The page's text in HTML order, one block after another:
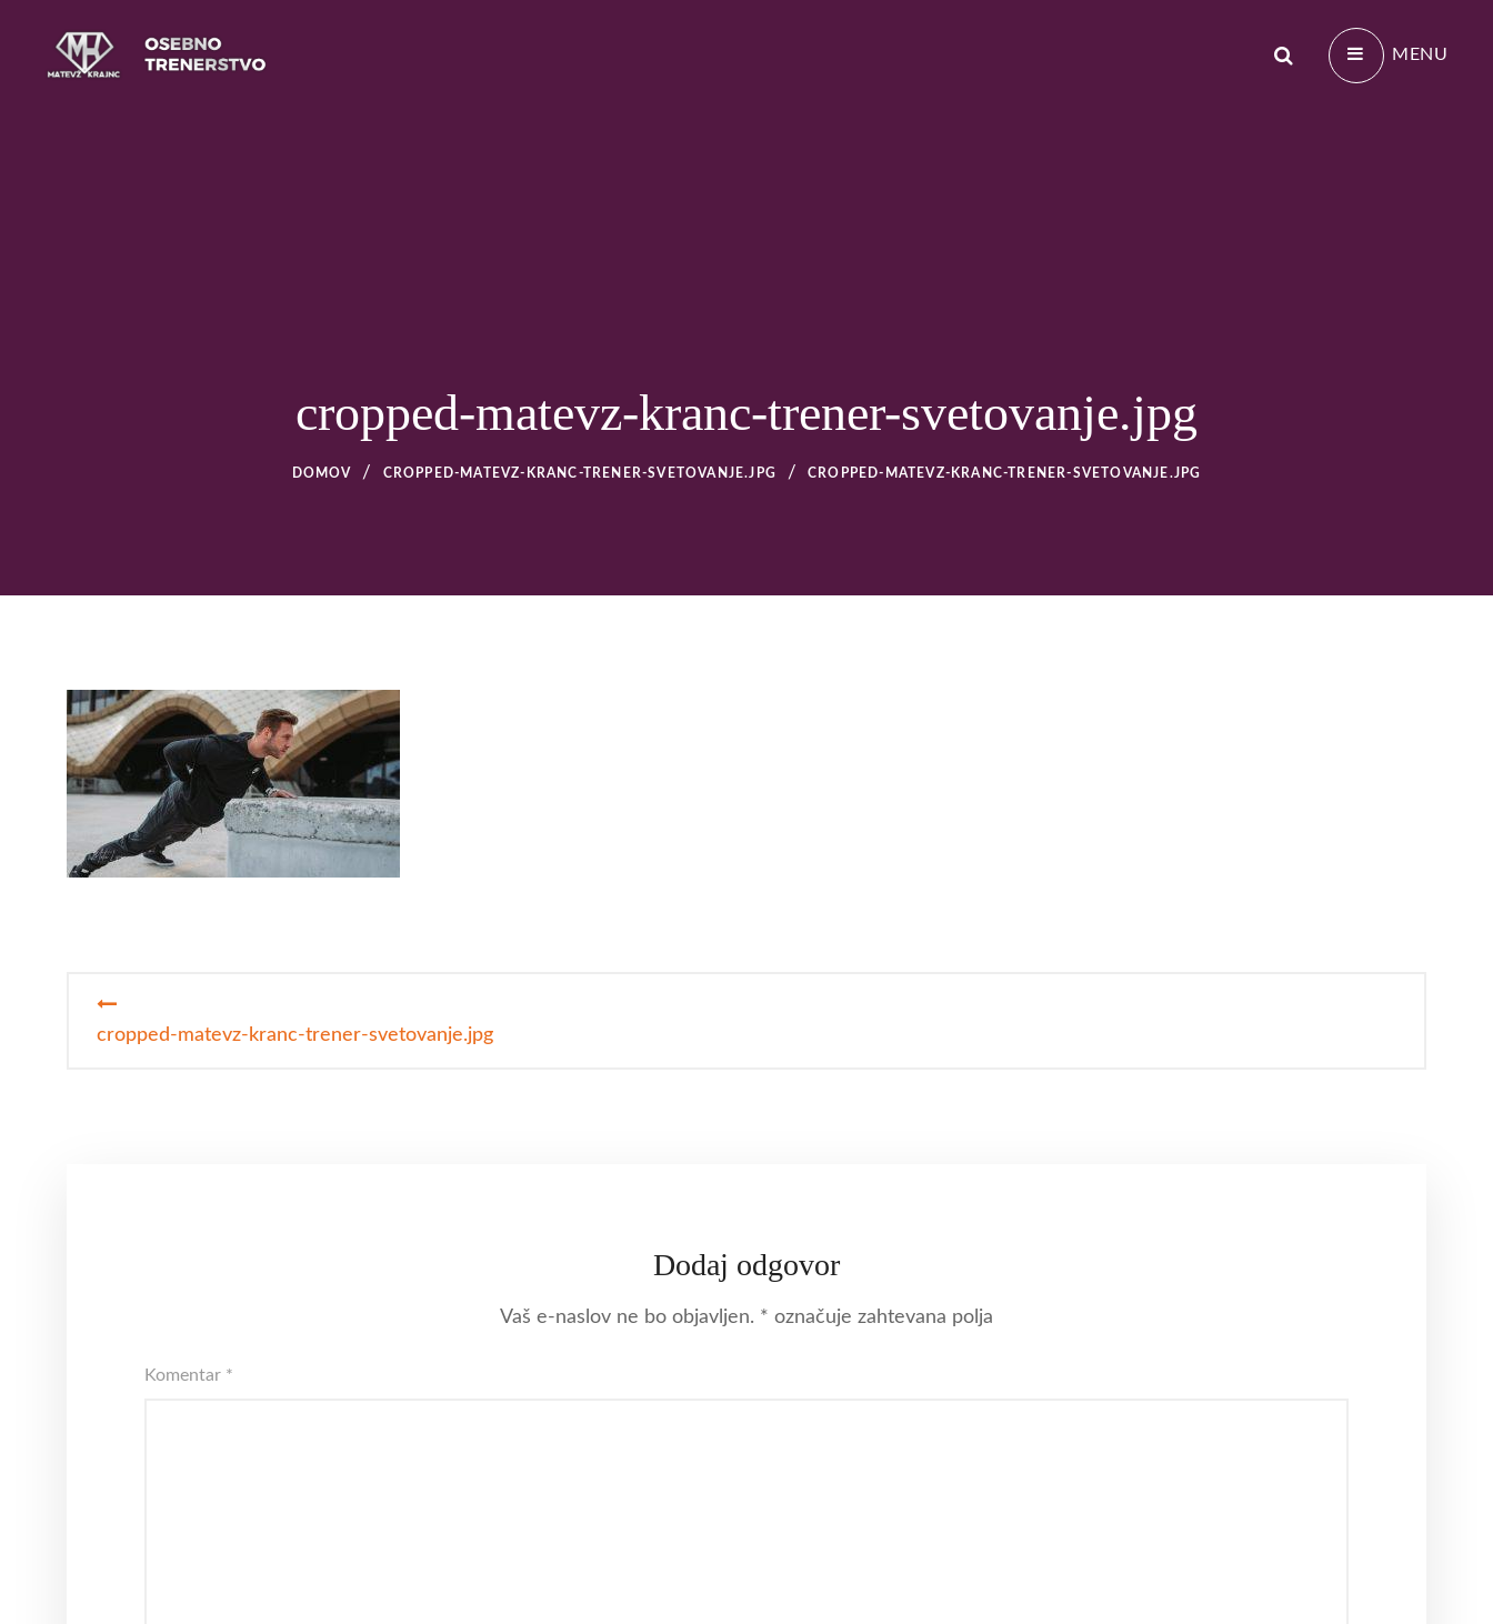
content
Search MENU
cropped-matevz-kranc-trener-svetovanje.jpg
DOMOV CROPPED-MATEVZ-KRANC-TRENER-SVETOVANJE.JPG CROPPED-MATEVZ-KRANC-TRENER-SVETOVANJE.JPG
Navigacija
prispevka
cropped-matevz-kranc-trener-svetovanje.jpg
Dodaj odgovor
Vaš e-naslov ne bo objavljen. * označuje zahtevana polja
Komentar *